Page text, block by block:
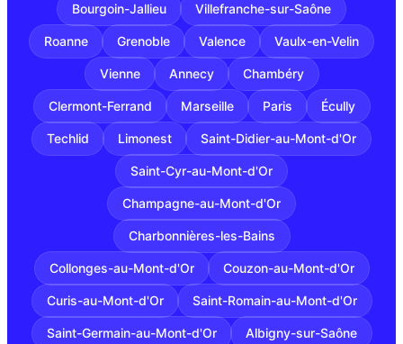
Bourgoin-Jallieu Villefranche-sur-Saône
Roanne Grenoble Valence Vaulx-en-Velin
Vienne Annecy Chambéry
Clermont-Ferrand Marseille Paris Écully
Techlid Limonest Saint-Didier-au-Mont-d'Or
Saint-Cyr-au-Mont-d'Or
Champagne-au-Mont-d'Or
Charbonnières-les-Bains
Collonges-au-Mont-d'Or Couzon-au-Mont-d'Or
Curis-au-Mont-d'Or Saint-Romain-au-Mont-d'Or
Saint-Germain-au-Mont-d'Or Albigny-sur-Saône